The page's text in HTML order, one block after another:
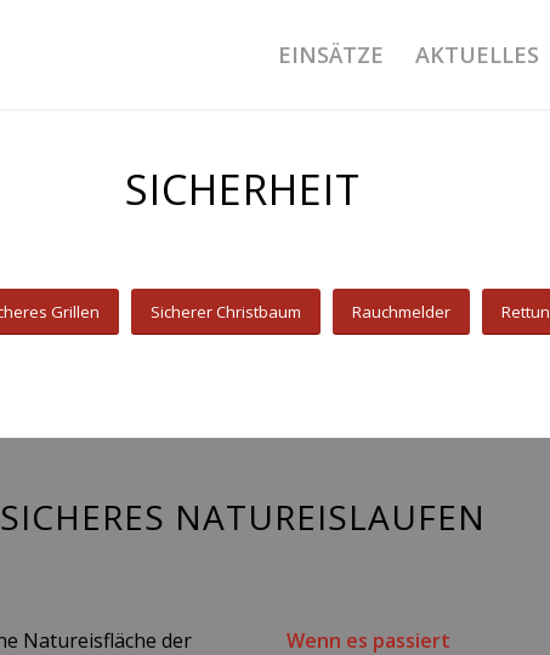
EINSÄTZE AKTUELLES
SICHERHEIT
Grillen Sicherer Christbaum Rauchmelder
SICHERES NATUREISLAUFEN
Natureisfläche der
Wenn es passiert